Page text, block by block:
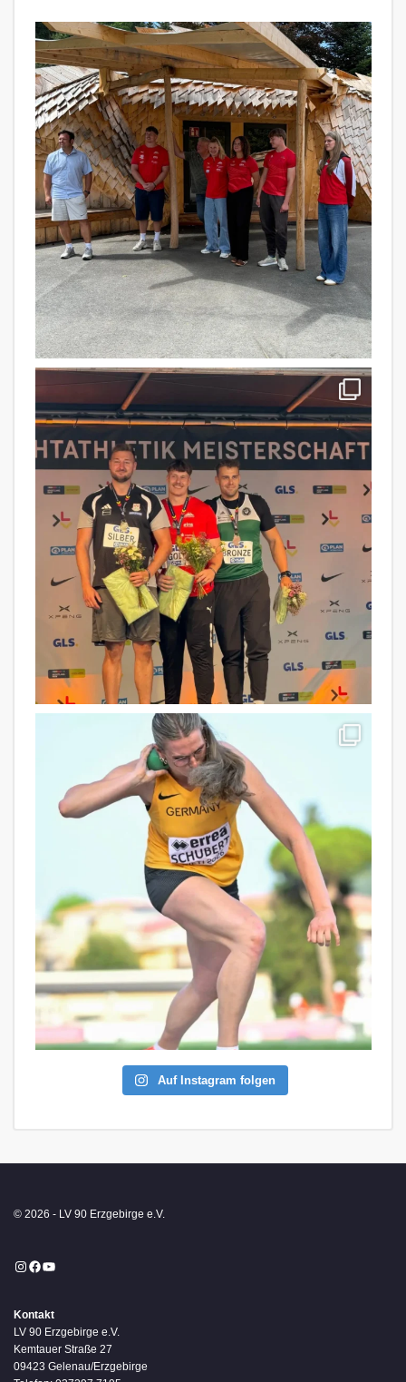
Auf Instagram folgen
© 2026 - LV 90 Erzgebirge e.V.
Instagram
Facebook
YouTube
Kontakt
LV 90 Erzgebirge e.V.
Kemtauer Straße 27
09423 Gelenau/Erzgebirge